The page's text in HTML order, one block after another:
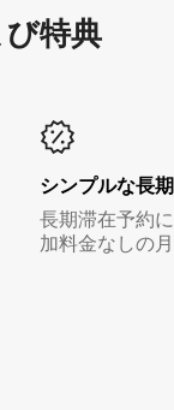
特⁠典
シンプルな長
長期滞在予約
加料金なしの